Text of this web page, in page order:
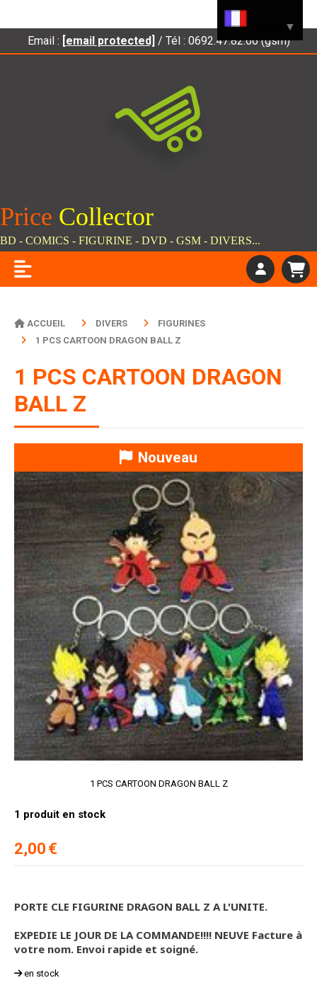
Email : [email protected] / Tél : 0692.47.82.66 (gsm)
Price Collector
BD - COMICS - FIGURINE - DVD - GSM - DIVERS...
ACCUEIL DIVERS
FIGURINES
1 PCS CARTOON DRAGON BALL Z
1 PCS CARTOON DRAGON
BALL Z
Nouveau
1 PCS CARTOON DRAGON BALL Z
2,00 €
1 produit en stock
PORTE CLE FIGURINE DRAGON BALL Z A L'UNITE.
EXPEDIE LE JOUR DE LA COMMANDE!!!! NEUVE Facture à
votre nom. Envoi rapide et soigné.
en stock
▼